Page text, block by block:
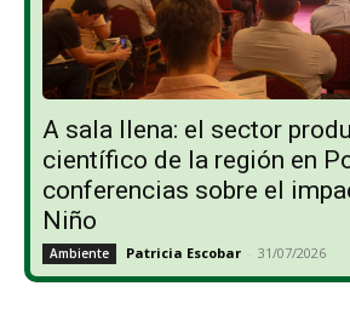
A sala llena: el sector
científico de la región en
conferencias sobre el
Niño
Ambiente Patricia Escobar - 31/07/2026